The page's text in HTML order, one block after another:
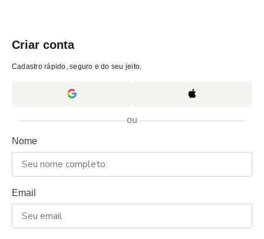
Criar conta
Cadastro rápido, seguro e do seu jeito.
ou
Nome
Email